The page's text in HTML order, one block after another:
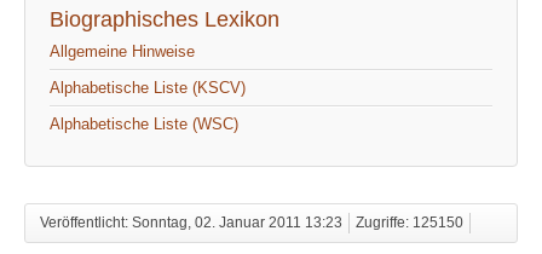
Biographisches Lexikon
Allgemeine Hinweise
Alphabetische Liste (KSCV)
Alphabetische Liste (WSC)
Veröffentlicht: Sonntag, 02. Januar 2011 13:23 Zugriffe: 125150